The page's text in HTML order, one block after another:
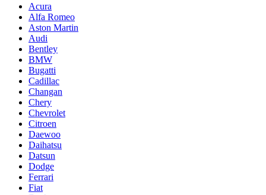
Acura
Alfa Romeo
Aston Martin
Audi
Bentley
BMW
Bugatti
Cadillac
Changan
Chery
Chevrolet
Citroen
Daewoo
Daihatsu
Datsun
Dodge
Ferrari
Fiat